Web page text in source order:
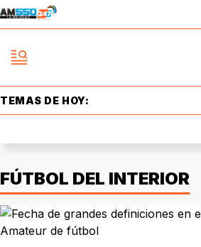
TEMAS DE HOY:
FÚTBOL DEL INTERIOR